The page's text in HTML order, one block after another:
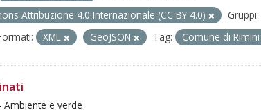
Attribuzione 4.0 Internazionale (CC BY 4.0)
Gruppi:
XML GeoJSON Tag: Comune di Rimini
Ambiente e verde